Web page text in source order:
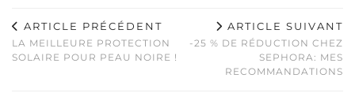
ARTICLE PRÉCÉDENT
LA MEILLEURE PROTECTION
SOLAIRE POUR PEAU NOIRE !
ARTICLE SUIVANT
-25 % DE RÉDUCTION CHEZ
SEPHORA: MES
RECOMMANDATIONS